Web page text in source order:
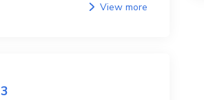
View more
3